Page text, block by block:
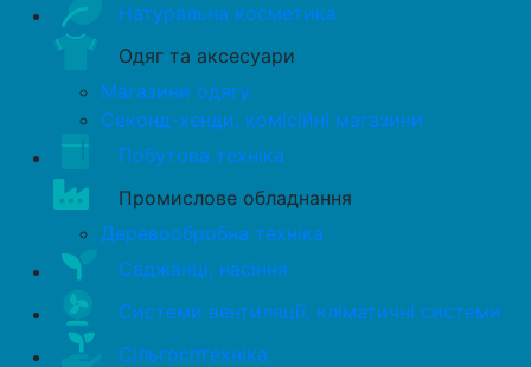
Натуральна косметика
Одяг та аксесуари
Магазини одягу
Секонд-хенди, комісійні магазини
Побутова техніка
Промислове обладнання
Деревообробна техніка
Саджанці, насіння
Системи вентиляції, кліматичні системи
Сільгосптехніка